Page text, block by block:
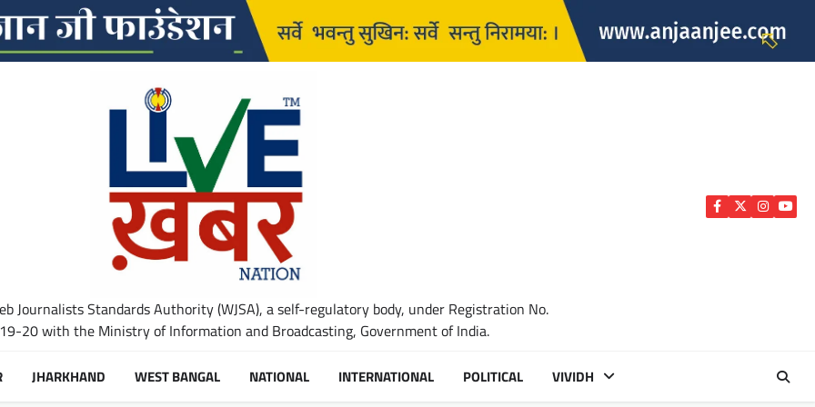
Journalists Standards Authority (WJSA), a self-regulatory body, under Registration No.
20 with the Ministry of Information and Broadcasting, Government of India.
Facebook
Twitter
JHARKHAND WEST BANGAL NATIONAL INTERNATIONAL POLITICAL VIVIDH